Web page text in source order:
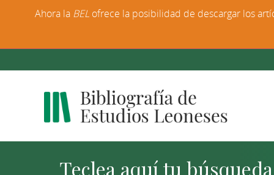
Ahora la BEL ofrece la posibilidad de descargar los